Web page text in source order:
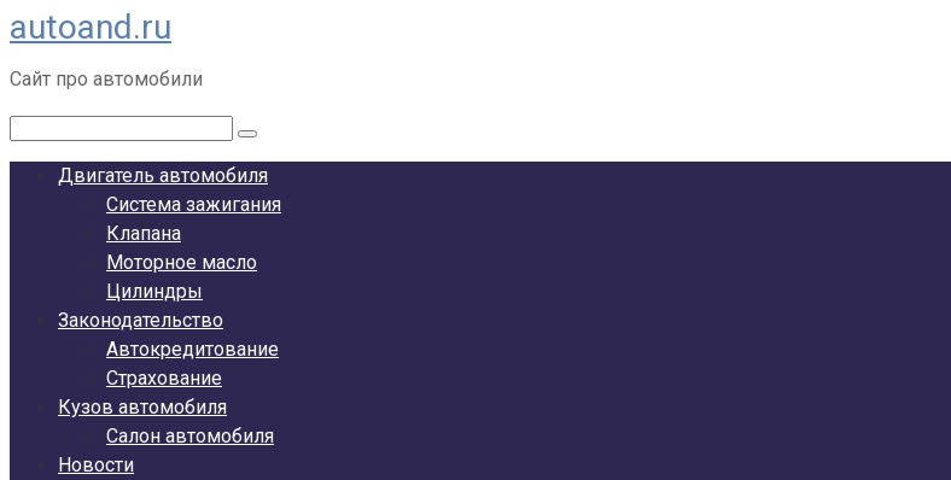
Перейти
к
контенту
autoand.ru
Сайт про автомобили
Двигатель автомобиля
Система зажигания
Клапана
Моторное масло
Цилиндры
Законодательство
Автокредитование
Страхование
Кузов автомобиля
Салон автомобиля
Новости